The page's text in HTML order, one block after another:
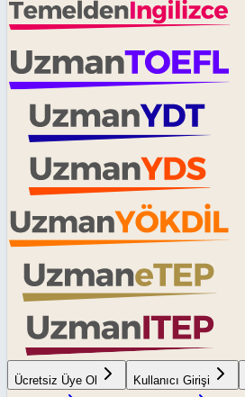
Ücretsiz Üye Ol Kullanıcı Girişi